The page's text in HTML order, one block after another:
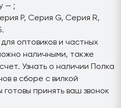
— ;
P, Серия G, Серия R,
оптовиков и частных
наличными, также
Узнать о наличии Полка
в сборе с вилкой
принять ваш звонок